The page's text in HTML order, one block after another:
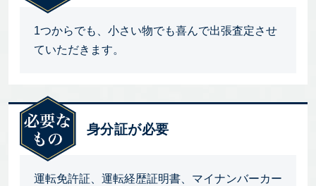
1つからでも、小さい物でも喜んで出張査定させ
ていただきます。
身分証が必要
運転免許証、運転経歴証明書、マイナンバーカー